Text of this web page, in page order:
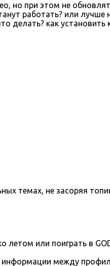
но при этом не
работать? или
делать? как установить
темах, не засоряя
или поиграть в
между